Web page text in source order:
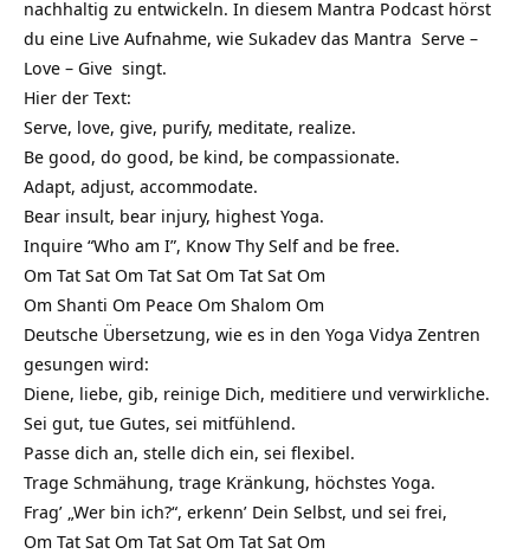
nachhaltig zu entwickeln. In diesem Mantra Podcast hörst
du eine Live Aufnahme, wie Sukadev das Mantra Serve –
Love – Give singt.
Hier der Text:
Serve, love, give, purify, meditate, realize.
Be good, do good, be kind, be compassionate.
Adapt, adjust, accommodate.
Bear insult, bear injury, highest Yoga.
Inquire “Who am I”, Know Thy Self and be free.
Om Tat Sat Om Tat Sat Om Tat Sat Om
Om Shanti Om Peace Om Shalom Om
Deutsche Übersetzung, wie es in den Yoga Vidya Zentren
gesungen wird:
Diene, liebe, gib, reinige Dich, meditiere und verwirkliche.
Sei gut, tue Gutes, sei mitfühlend.
Passe dich an, stelle dich ein, sei flexibel.
Trage Schmähung, trage Kränkung, höchstes Yoga.
Frag’ „Wer bin ich?“, erkenn’ Dein Selbst, und sei frei,
Om Tat Sat Om Tat Sat Om Tat Sat Om